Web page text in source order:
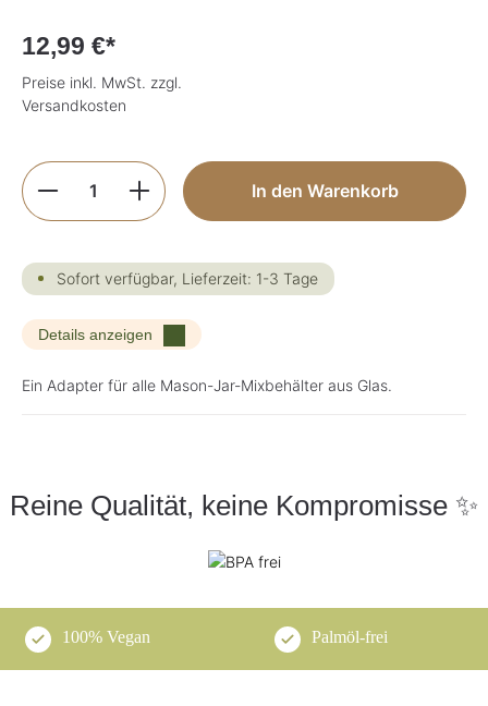
12,99 €*
Preise inkl. MwSt. zzgl.
Versandkosten
Produkt Anzahl: Gib den gewünschten
In den Warenkorb
Sofort verfügbar, Lieferzeit: 1-3 Tage
Details anzeigen
Ein Adapter für alle Mason-Jar-Mixbehälter aus Glas.
Reine Qualität, keine Kompromisse ✨
100% Vegan Palmöl-frei